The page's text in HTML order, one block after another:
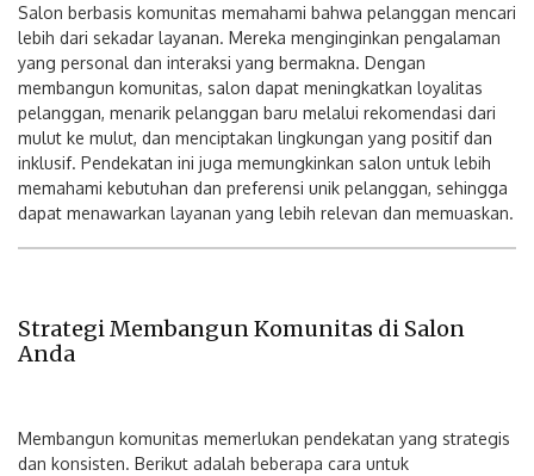
Salon berbasis komunitas memahami bahwa pelanggan mencari
lebih dari sekadar layanan. Mereka menginginkan pengalaman
yang personal dan interaksi yang bermakna. Dengan
membangun komunitas, salon dapat meningkatkan loyalitas
pelanggan, menarik pelanggan baru melalui rekomendasi dari
mulut ke mulut, dan menciptakan lingkungan yang positif dan
inklusif. Pendekatan ini juga memungkinkan salon untuk lebih
memahami kebutuhan dan preferensi unik pelanggan, sehingga
dapat menawarkan layanan yang lebih relevan dan memuaskan.
Strategi Membangun Komunitas di Salon
Anda
Membangun komunitas memerlukan pendekatan yang strategis
dan konsisten. Berikut adalah beberapa cara untuk